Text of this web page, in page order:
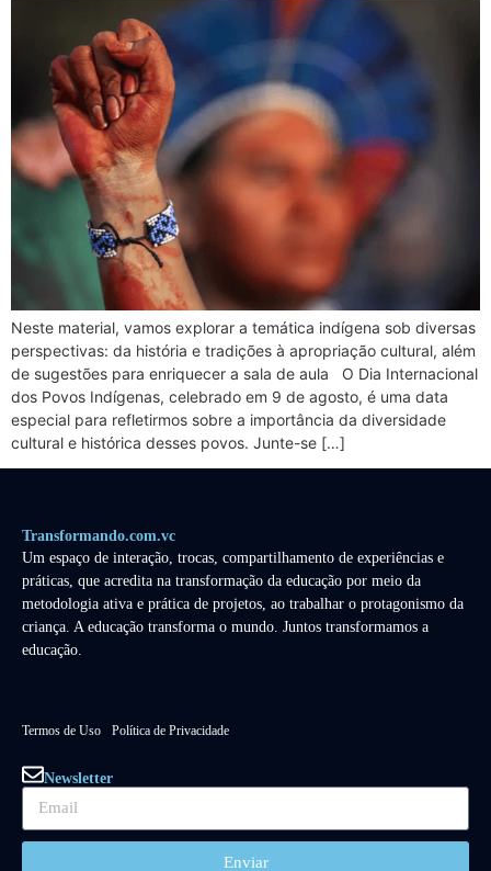
Neste material, vamos explorar a temática indígena sob diversas
perspectivas: da história e tradições à apropriação cultural, além
de sugestões para enriquecer a sala de aula O Dia Internacional
dos Povos Indígenas, celebrado em 9 de agosto, é uma data
especial para refletirmos sobre a importância da diversidade
cultural e histórica desses povos. Junte-se […]
Transformando.com.vc
Um espaço de interação, trocas, compartilhamento de experiências e
práticas, que acredita na transformação da educação por meio da
metodologia ativa e prática de projetos, ao trabalhar o protagonismo da
criança. A educação transforma o mundo. Juntos transformamos a
educação.
Termos de Uso Política de Privacidade
Newsletter
Enviar